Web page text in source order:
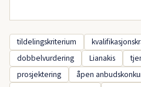
tildelingskriterium
dobbelvurdering
Lianakis
prosjektering
åpen